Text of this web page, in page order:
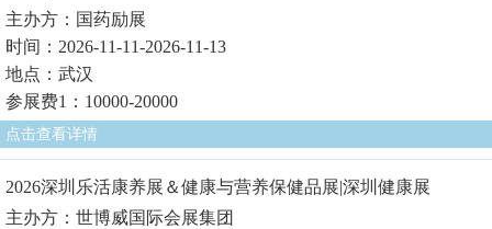
主办方：国药励展
时间：2026-11-11-2026-11-13
地点：武汉
参展费1：10000-20000
点击查看详情
2026深圳乐活康养展＆健康与营养保健品展|深圳健康展
主办方：世博威国际会展集团